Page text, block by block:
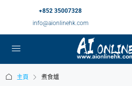
+852 35007328
info@aionlinehk.com
主頁 煮食爐